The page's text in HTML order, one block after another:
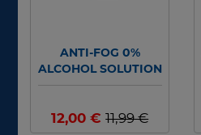
ANTI-FOG 0%
ALCOHOL SOLUTION
60ml
12,00 €11,99 €